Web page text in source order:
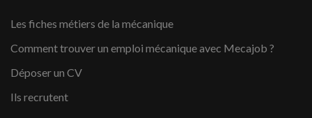
Les fiches métiers de la mécanique
Comment trouver un emploi mécanique avec Mecajob ?
Déposer un CV
Ils recrutent